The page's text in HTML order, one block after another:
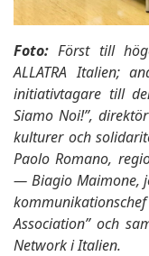
Foto: Först till
ALLATRA Italien;
initiativtagare till
Siamo Noi!”,
kulturer och
Paolo Romano,
— Biagio Maimone,
Association” och
Network i Italien.